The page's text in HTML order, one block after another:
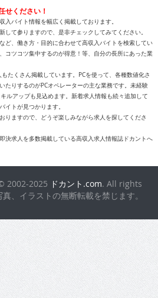
せください！
入バイト情報を幅広く掲載しております。
して参りますので、是非チェックしてみてください。
ど、働き方・目的に合わせて高収入バイトを検索してい
コツコツ集中するのが得意！等、自分の長所にあった業
たくさん掲載しています。PCを使って、各種数値化さ
たりするのがPCオペレーターの主な業務です。未経験
ルアップも見込めます。新着求人情報も続々追加して
イトが見つかります。
りますので、どうぞ楽しみながら求人を探してくださ
決求人を多数掲載している高収入求人情報誌ドカントへ
2002-2025 ドカント.com. All rights
、イラストの無断転載を禁じます。